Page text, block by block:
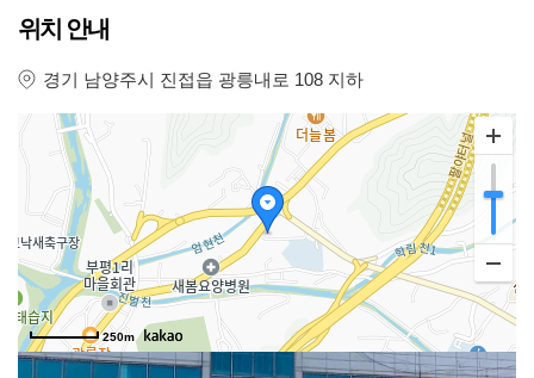
위치 안내
경기 남양주시 진접읍 광릉내로 108 지하
250m